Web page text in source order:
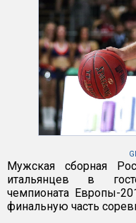
Мужская сборная
итальянцев в
чемпионата Европы-
финальную часть